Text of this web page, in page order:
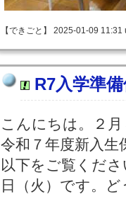
【できごと】 2025-01-09
R7入学準
こんにちは。２
令和７年度新入生
以下をご覧くだ
日（火）です。